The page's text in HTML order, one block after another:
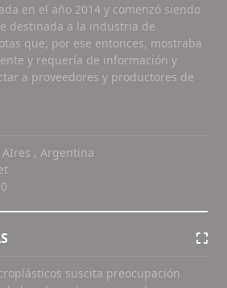
en el año 2014 y comenzó siendo
destinada a la industria de
que, por ese entonces, mostraba
y requería de información y
a proveedores y productores de
, Argentina
suscita preocupación